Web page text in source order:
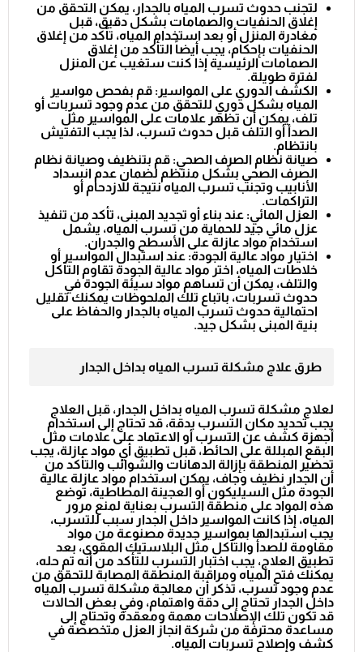
لتجنب حدوث تسرب المياه بالجدار، يمكن التحقق من
إغلاق الحنفيات والصمامات بشكل دقيق، قبل
مغادرة المنزل أو بعد استخدام المياه، تأكد من إغلاق
الحنفيات بإحكام، يجب أيضاً التأكد من إغلاق
الصمامات الرئيسية إذا كنت ستغيب عن المنزل
لفترة طويلة.
الكشف الدوري على المواسير: قم بفحص مواسير
المياه بشكل دوري للتحقق من عدم وجود تسربات أو
تلف، يمكن أن تظهر علامات على المواسير مثل
الصدأ أو التلف قبل حدوث تسرب، لذا يجب التفتيش
بانتظام.
صيانة نظام الصرف الصحي: قم بتنظيف وصيانة نظام
الصرف الصحي بشكل منتظم لضمان عدم انسداد
الأنابيب وتجنب تسرب المياه نتيجة للازدحام أو
التراكمات.
العزل المائي: عند بناء أو تجديد المبنى، تأكد من تنفيذ
عزل مائي جيد للحماية من تسرب المياه، يشمل
استخدام مواد عازلة على الأسطح والجدران.
اختيار مواد عالية الجودة: عند استبدال المواسير أو
خلاطات المياه، اختر مواد عالية الجودة تقاوم التآكل
والتلف، يمكن أن تساهم مواد سيئة الجودة في
حدوث تسربات، باتباع تلك الملحوظات يمكنك تقليل
احتمالية حدوث تسرب المياه بالجدار والحفاظ على
بنية المبنى بشكل جيد.
طرق علاج مشكلة تسرب المياه بداخل الجدار
لعلاج مشكلة تسرب المياه بداخل الجدار، قبل العلاج
يجب تحديد مكان التسرب بدقة، قد تحتاج إلى استخدام
أجهزة كشف عن التسرب أو الاعتماد على علامات مثل
البقع المبللة على الحائط، قبل تطبيق أي مواد عازلة، يجب
تحضير المنطقة بإزالة الدهانات والشوائب والتأكد من
أن الجدار نظيف وجاف، يمكن استخدام مواد عازلة عالية
الجودة مثل السيليكون أو العجينة المطاطية، توضع
هذه المواد على منطقة التسرب بعناية لمنع مرور
المياه، إذا كانت المواسير داخل الجدار سبب للتسرب،
يجب استبدالها بمواسير جديدة مصنوعة من مواد
مقاومة للصدأ والتآكل مثل البلاستيك المقوى، بعد
تطبيق العلاج، يجب اختبار التسرب للتأكد من أنه تم حله،
يمكنك فتح المياه ومراقبة المنطقة المصابة للتحقق من
عدم وجود تسرب، تذكر أن معالجة مشكلة تسرب المياه
داخل الجدار تحتاج إلى دقة واهتمام، وفي بعض الحالات
قد تكون تلك الإصلاحات مهمة ومعقدة وتحتاج إلى
مساعدة محترفة من شركة انجاز العزل متخصصة في
كشف وإصلاح تسربات المياه.